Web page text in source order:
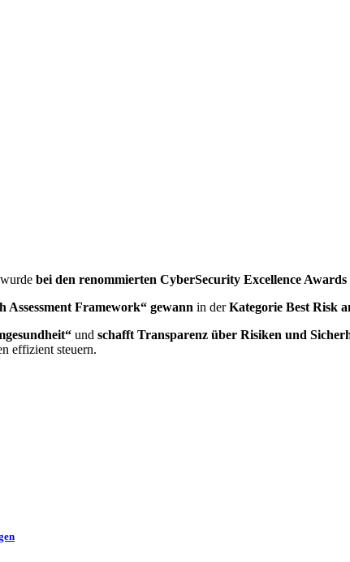
bei den renommierten CyberSecurity Excellence
Assessment Framework“ gewann in derKategorie Best Risk
und schafft Transparenz über Risiken und
effizient steuern.